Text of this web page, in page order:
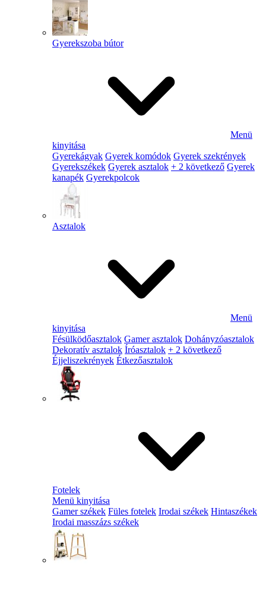
Gyerekszoba bútor
Menü
kinyitása
Gyerekágyak Gyerek komódok Gyerek szekrények
Gyerekszékek Gyerek asztalok + 2 következő Gyerek
kanapék Gyerekpolcok
Asztalok
Menü
kinyitása
Fésülködőasztalok Gamer asztalok Dohányzóasztalok
Dekoratív asztalok Íróasztalok + 2 következő
Éjjeliszekrények Étkezőasztalok
Fotelek
Menü kinyitása
Gamer székek Füles fotelek Irodai székek Hintaszékek
Irodai masszázs székek